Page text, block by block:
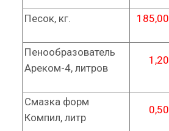
Песок, кг. 185,00
Пенообразователь
Ареком-4, литров
1,20
Смазка форм
Компил, литр
0,50